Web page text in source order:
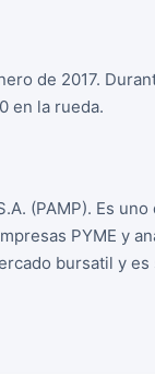
de 2017.
en la rueda.
(PAMP). Es
PYME y
bursatil y